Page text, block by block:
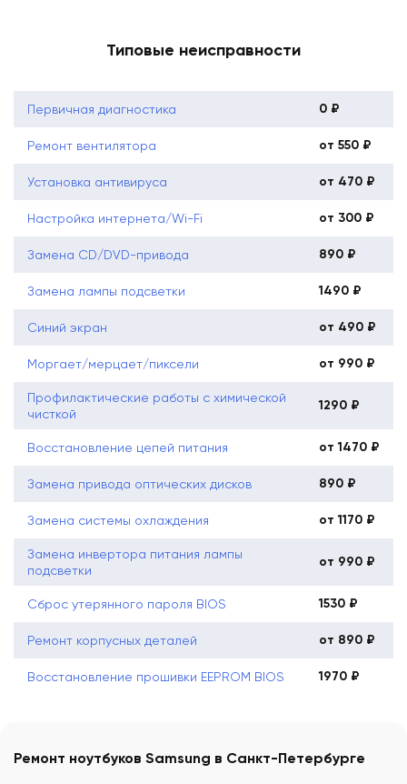
Типовые неисправности
Первичная диагностика 0 ₽
Ремонт вентилятора от 550 ₽
Установка антивируса от 470 ₽
Настройка интернета/Wi-Fi от 300 ₽
Замена CD/DVD-привода 890 ₽
Замена лампы подсветки 1490 ₽
Синий экран от 490 ₽
Моргает/мерцает/пиксели от 990 ₽
Профилактические работы с химической
чисткой
1290 ₽
Восстановление цепей питания от 1470 ₽
Замена привода оптических дисков 890 ₽
Замена системы охлаждения от 1170 ₽
Замена инвертора питания лампы
подсветки
от 990 ₽
Сброс утерянного пароля BIOS 1530 ₽
Ремонт корпусных деталей от 890 ₽
Восстановление прошивки EEPROM BIOS 1970 ₽
Ремонт ноутбуков Samsung в Санкт-Петербурге